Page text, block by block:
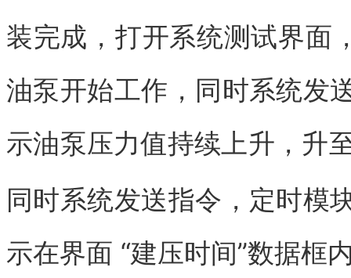
装完成，打开系统测试界面
油泵开始工作，同时系统发
示油泵压力值持续上升，升
同时系统发送指令，定时模
示在界面 “建压时间”数据框